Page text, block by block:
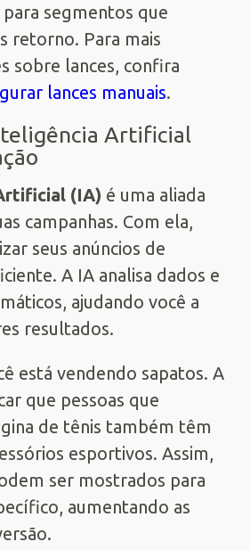
para segmentos que
retorno. Para mais
sobre lances, confira
lances manuais.
Artificial
(IA) é uma aliada
campanhas. Com ela,
seus anúncios de
A IA analisa dados e
ajudando você a
resultados.
está vendendo sapatos. A
que pessoas que
de tênis também têm
esportivos. Assim,
ser mostrados para
aumentando as